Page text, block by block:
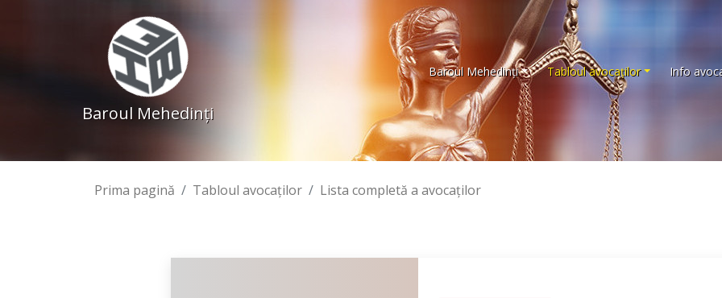
Baroul Mehedinţi
Baroul Mehedinţi Tabloul avocaţilor Info
Prima pagină Tabloul avocaţilor Lista completă a avocaţilor